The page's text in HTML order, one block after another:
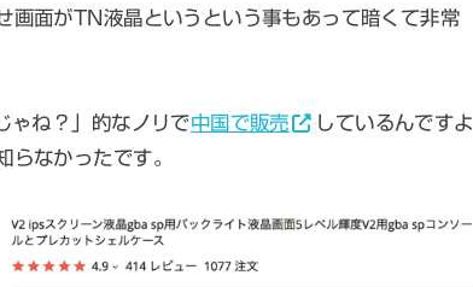
画面がTN液晶というという事もあって暗くて非常
ゃね？」的なノリで中国で販売
しているんですよ
らなかったです。